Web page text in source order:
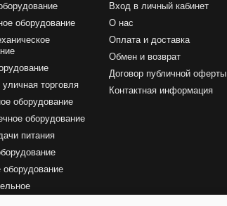
оборудование
торговля
оборудование
оборудование
питания
оборудование
и аксесуары
Вход в личный кабинет
О нас
Оплата и доставка
Обмен и возврат
Договор публичной оферты
Контактная информация